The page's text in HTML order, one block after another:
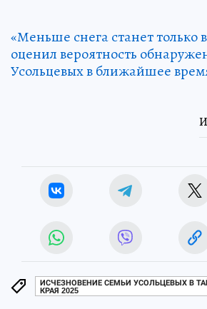
«Меньше снега станет только
оценил вероятность
Усольцевых в ближайшее
ИСЧЕЗНОВЕНИЕ СЕМЬИ УСОЛЬЦЕВЫХ В
КРАЯ 2025